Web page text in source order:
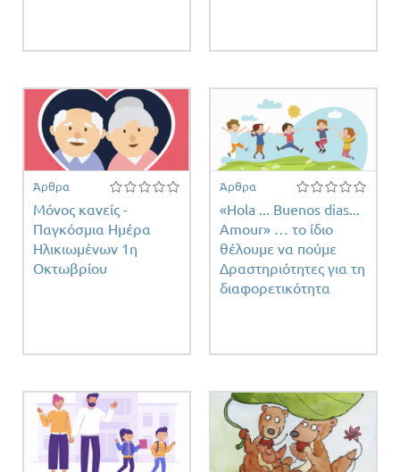
Άρθρα
Μόνος κανείς -
Παγκόσμια Ημέρα
Ηλικιωμένων 1η
Οκτωβρίου
Άρθρα
«Hola ... Buenos dias...
Amour» … το ίδιο
θέλουμε να πούμε
Δραστηριότητες για τη
διαφορετικότητα